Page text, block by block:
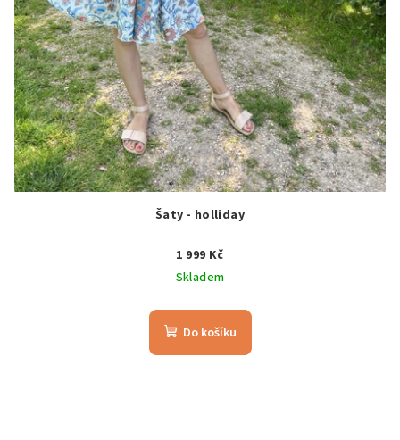
Šaty - holliday
1 999 Kč
Skladem
Do košíku